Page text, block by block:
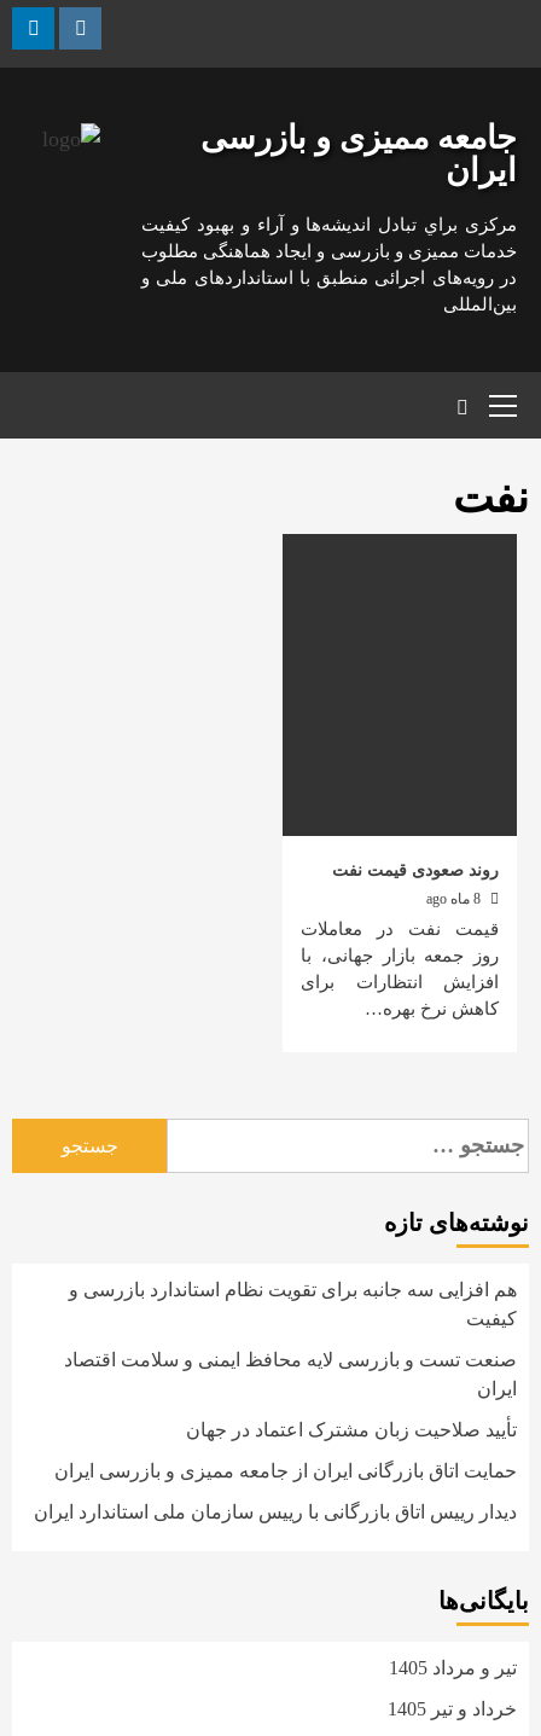
Instagram
جامعه ممیزی و بازرسی
ایران
مركزی براي تبادل انديشه‌ها و آراء و بهبود كيفيت
خدمات مميزی و بازرسی و ايجاد هماهنگی مطلوب
در رويه‌های اجرائی منطبق با استانداردهای ملی و
بين‌المللی
نفت
روند صعودی قیمت نفت
قیمت نفت در معاملات
روز جمعه بازار جهانی، با
افزایش انتظارات برای
کاهش نرخ بهره…
جستجو
برای:
نوشته‌های تازه
هم افزایی سه جانبه برای تقویت نظام استاندارد بازرسی و
کیفیت
صنعت تست و بازرسی لایه محافظ ایمنی و سلامت اقتصاد
ایران
تأیید صلاحیت زبان مشترک اعتماد در جهان
حمایت اتاق بازرگانی ایران از جامعه ممیزی و بازرسی ایران
دیدار رییس اتاق بازرگانی با رییس سازمان ملی استاندارد ایران
بایگانی‌ها
تیر و مرداد 1405
خرداد و تیر 1405